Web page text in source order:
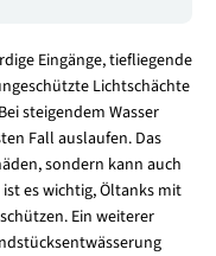
Eingänge, tiefliegende
Lichtschächte
steigendem Wasser
Fall auslaufen. Das
sondern kann auch
es wichtig, Öltanks mit
Ein weiterer